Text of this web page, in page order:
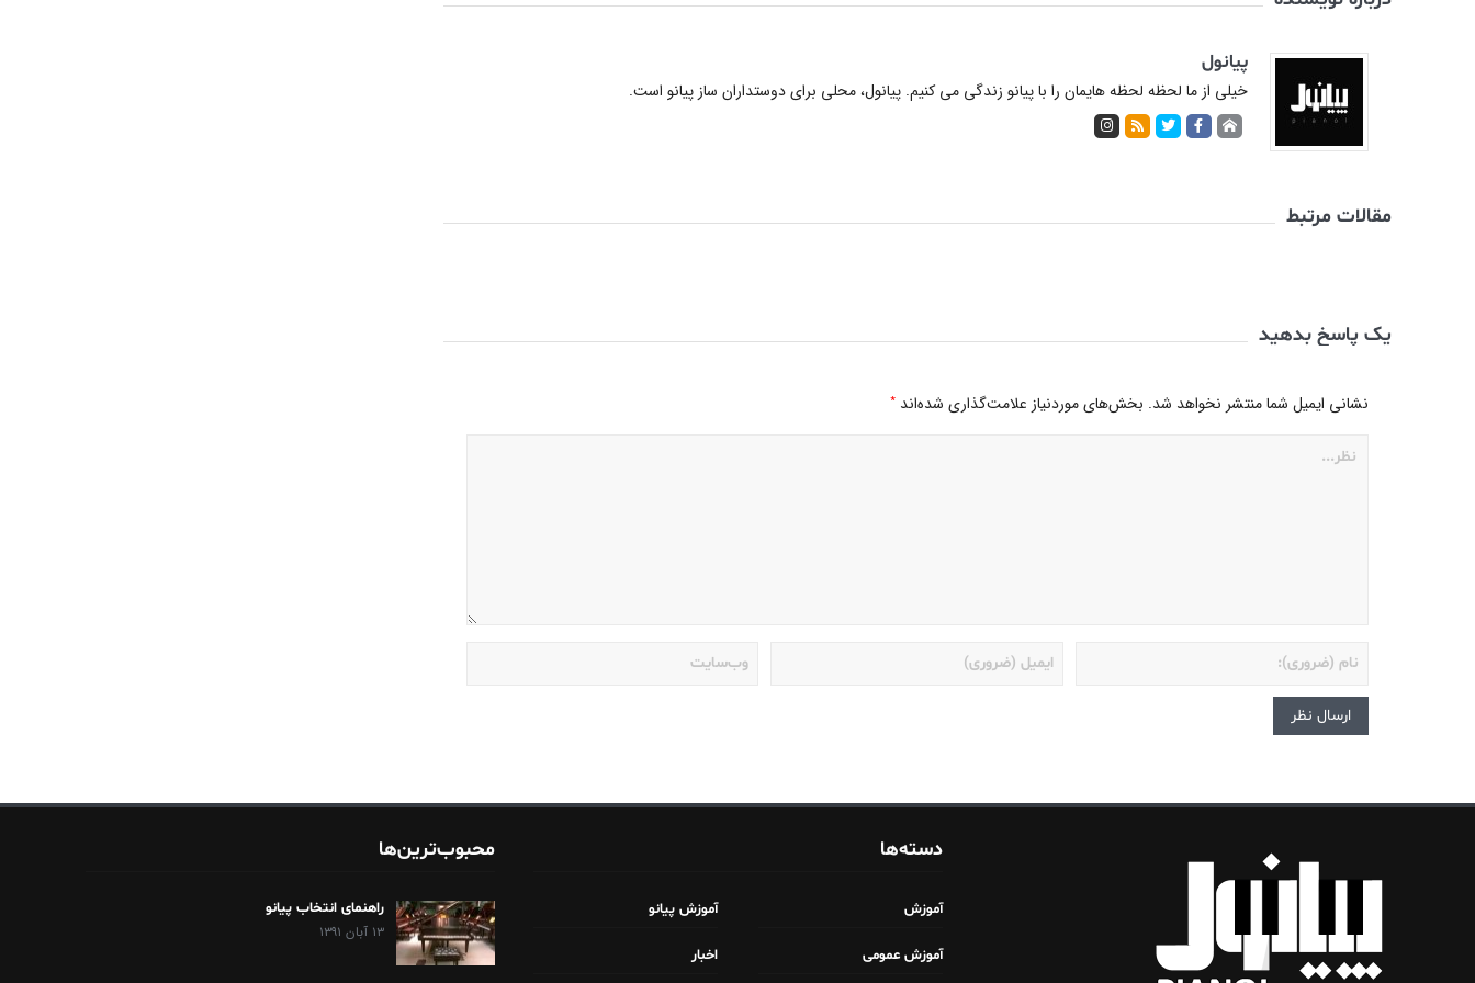
پیانول
خیلی از ما لحظه لحظه هایمان را با پیانو زندگی می کنیم. پیانول، محلی برای دوستداران ساز پیانو است.
مقالات مرتبط
یک پاسخ بدهید
نشانی ایمیل شما منتشر نخواهد شد. بخش‌های موردنیاز علامت‌گذاری شده‌اند*
دسته‌ها
آموزش آموزش پیانو
آموزش عمومی اخبار
محبوب‌ترین‌ها
راهنمای انتخاب پیانو
۱۳ آبان ۱۳۹۱